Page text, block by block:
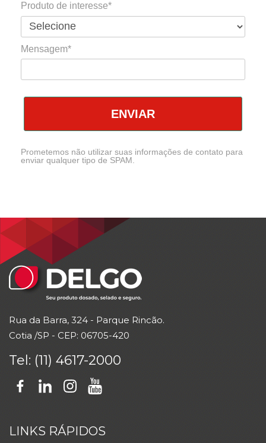
Produto de interesse*
Mensagem*
ENVIAR
Prometemos não utilizar suas informações de contato para
enviar qualquer tipo de SPAM.
Rua da Barra, 324 - Parque Rincão.
Cotia /SP - CEP: 06705-420
Tel: (11) 4617-2000
LINKS RÁPIDOS